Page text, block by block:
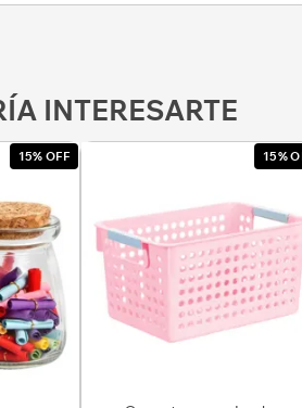
INTERESARTE
15% OFF 15%